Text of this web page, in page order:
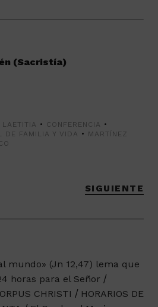
(Sacristía)
LAETITIA • CONFERENCIA •
DE FAMILIA Y VIDA • MARTÍNEZ
SIGUIENTE
mundo» (Jn 12,47) lema que
horas para el Señor
CHRISTI
HORARIOS DE